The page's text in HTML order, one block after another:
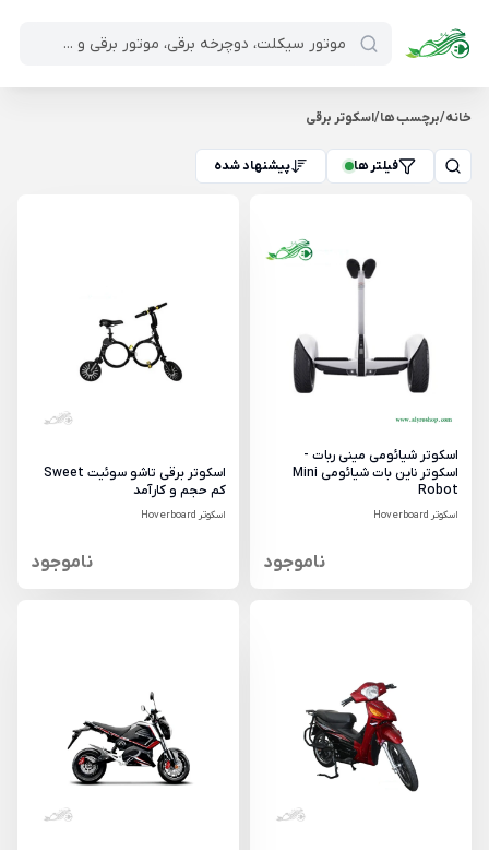
خانه/برچسب ها/اسکوتر برقی
فیلتر ها پیشنهاد شده
اسکوتر شیائومی مینی ربات -
اسکوتر ناین بات شیائومی Mini
Robot
اسکوتر Hoverboard
ناموجود
اسکوتر برقی تاشو سوئیت Sweet
کم حجم و کارآمد
اسکوتر Hoverboard
ناموجود